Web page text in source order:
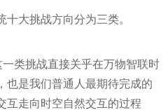
大挑战方向分为三类。
一类挑战直接关乎在万物智联时
也是我们普通人最期待完成的
互走向时空自然交互的过程